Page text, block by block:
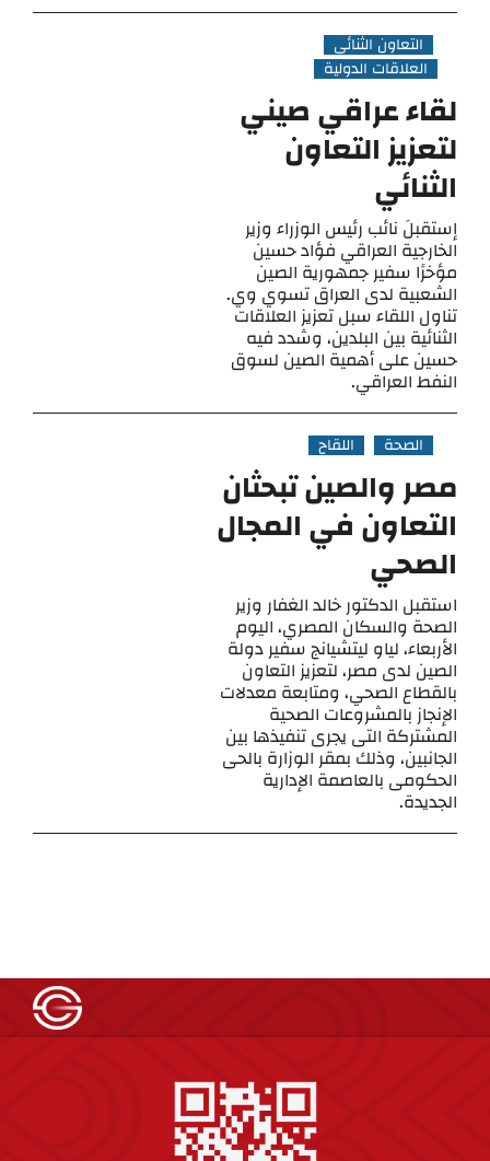
التعاون الثنائي
العلاقات الدولية
لقاء عراقي صيني
لتعزيز التعاون
الثنائي
إستقبلَ نائب رئيس الوزراء وزير
الخارجية العراقي فؤاد حسين
مؤخرًا سفير جمهورية الصين
الشعبية لدى العراق تسوي وي.
تناول اللقاء سبل تعزيز العلاقات
الثنائية بين البلدين، وشدد فيه
حسين على أهمية الصين لسوق
النفط العراقي.
الصحة اللقاح
مصر والصين تبحثان
التعاون في المجال
الصحي
استقبل الدكتور خالد الغفار وزير
الصحة والسكان المصري، اليوم
الأربعاء، لياو ليتشيانج سفير دولة
الصين لدى مصر، لتعزيز التعاون
بالقطاع الصحي، ومتابعة معدلات
الإنجاز بالمشروعات الصحية
المشتركة التى يجرى تنفيذها بين
الجانبين، وذلك بمقر الوزارة بالحى
الحكومى بالعاصمة الإدارية
الجديدة.